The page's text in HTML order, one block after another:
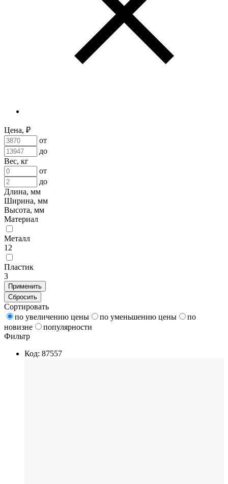
Цена, ₽
от
до
Вес, кг
от
до
Длина, мм
Ширина, мм
Высота, мм
Материал
Металл
12
Пластик
3
Применить
Сбросить
Сортировать
по увеличению цены
по уменьшению цены
по
новизне
популярности
Фильтр
Код: 87557